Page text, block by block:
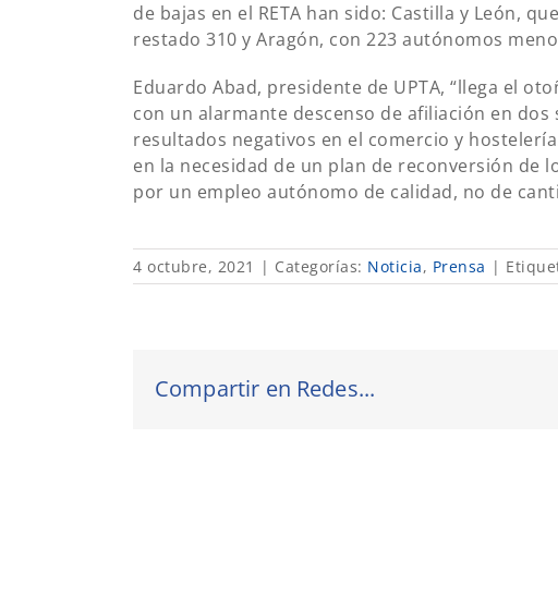
de bajas en el RETA han sido: Castilla y León,
restado 310 y Aragón, con 223 autónomos
Eduardo Abad, presidente de UPTA, “llega el
con un alarmante descenso de afiliación en
resultados negativos en el comercio y
en la necesidad de un plan de reconversión de
por un empleo autónomo de calidad, no de
4 octubre, 2021 | Categorías: Noticia, Prensa |
Compartir en Redes...